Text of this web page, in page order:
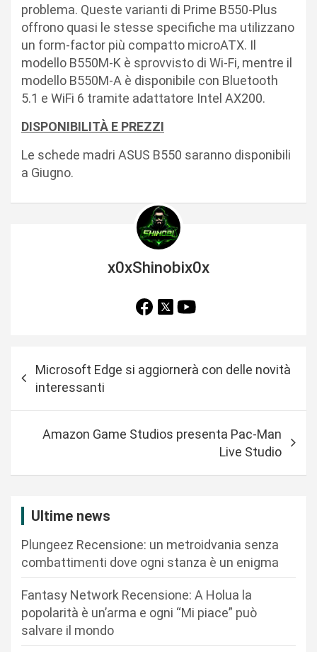
problema. Queste varianti di Prime B550-Plus
offrono quasi le stesse specifiche ma utilizzano
un form-factor più compatto microATX. Il
modello B550M-K è sprovvisto di Wi-Fi, mentre il
modello B550M-A è disponibile con Bluetooth
5.1 e WiFi 6 tramite adattatore Intel AX200.
DISPONIBILITÀ E PREZZI
Le schede madri ASUS B550 saranno disponibili
a Giugno.
x0xShinobix0x
a
Microsoft Edge si aggiornerà con delle novità
interessanti
Amazon Game Studios presenta Pac-Man
Live Studio
Ultime news
Plungeez Recensione: un metroidvania senza
combattimenti dove ogni stanza è un enigma
Fantasy Network Recensione: A Holua la
popolarità è un’arma e ogni “Mi piace” può
salvare il mondo